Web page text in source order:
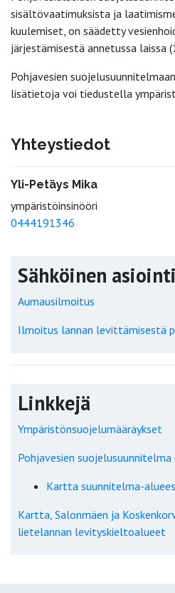
sisältövaatimuksista ja
kuulemiset, on säädetty
järjestämisestä annetussa laissa
Pohjavesien
lisätietoja voi tiedustella
Yhteystiedot
Yli-Petäys Mika
ympäristöinsinööri
0444191346
Sähköinen asiointi
Aumausilmoitus
Ilmoitus lannan levittämisestä
Linkkejä
Ympäristönsuojelumääräykset
Pohjavesien
Kartta suunnitelma-
Kartta, Salonmäen ja
lietelannan levityskieltoalueet